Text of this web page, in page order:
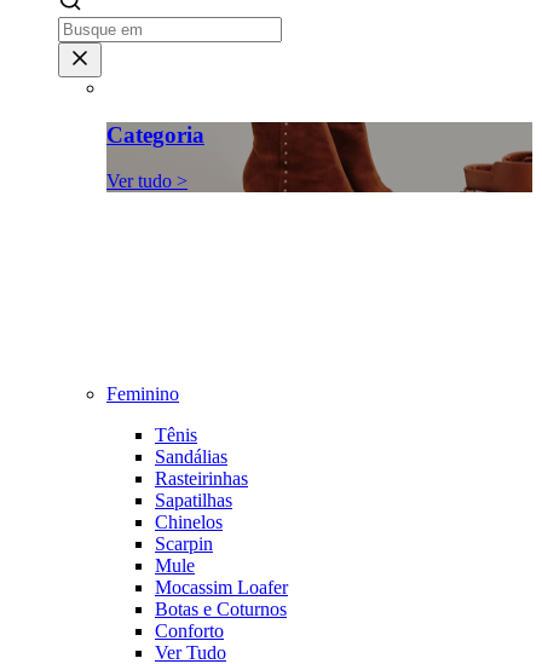
Categoria
Ver tudo >
Feminino
Tênis
Sandálias
Rasteirinhas
Sapatilhas
Chinelos
Scarpin
Mule
Mocassim Loafer
Botas e Coturnos
Conforto
Ver Tudo